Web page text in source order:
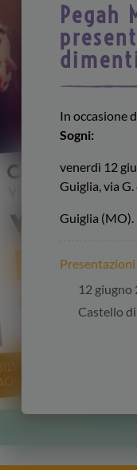
Pegah
In occasione
Sogni:
venerdì 12
Guiglia, via
Guiglia (MO).
Presentazioni
12 giugno
Castello